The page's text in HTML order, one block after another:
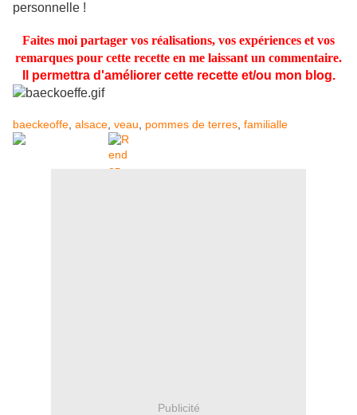
personnelle !
Faites moi partager vos réalisations, vos expériences et vos
remarques pour cette recette en me laissant un commentaire.
Il permettra d'améliorer cette recette et/ou mon blog.
baeckeoffe alsace veau pommes de terres familialle
Publicité